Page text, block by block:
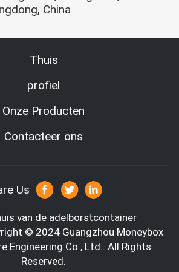
22top kader
vierkante buis
23Lifting handvat
vierkante buis
China
Thuis
profiel
Onze Producten
Contacteer ons
Us
van de adelborstcontainer
© 2024 Guangzhou Moneybox
Engineering Co., Ltd.. All Rights
Reserved.